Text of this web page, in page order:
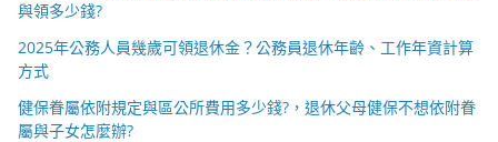
與領多少錢?
2025年公務人員幾歲可領退休金？公務員退休年齡、工作年資計算
方式
健保眷屬依附規定與區公所費用多少錢?，退休父母健保不想依附眷
屬與子女怎麼辦?